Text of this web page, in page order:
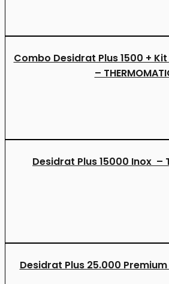
Combo Desidrat Plus 1500 +
–
Desidrat Plus 15000 Inox –
Desidrat Plus 25.000 Premium